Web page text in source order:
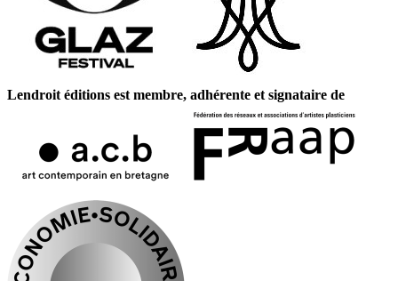
Lendroit éditions est membre, adhérente et signataire de